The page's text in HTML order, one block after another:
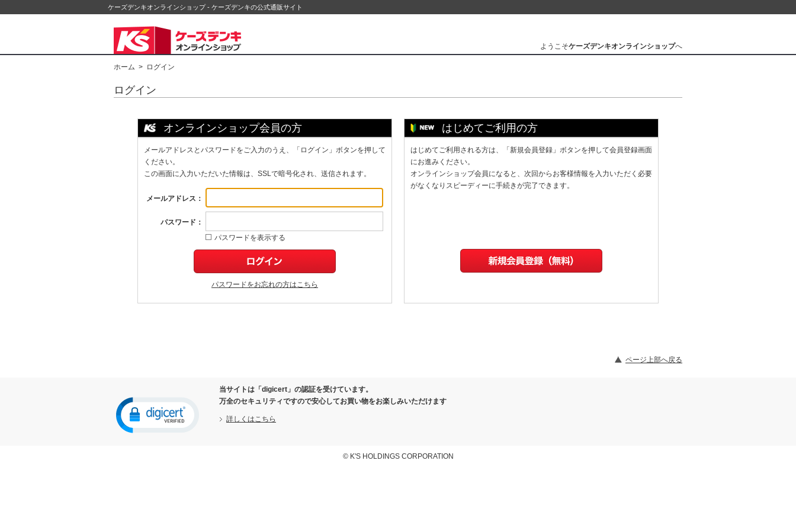
ケーズデンキオンラインショップ - ケーズデンキの公式通販サイト
ようこそケーズデンキオンラインショップへ
ホーム > ログイン
ログイン
オンラインショップ会員の方
メールアドレスとパスワードをご入力のうえ、「ログイン」ボタンを押して
ください。
この画面に入力いただいた情報は、SSLで暗号化され、送信されます。
メールアドレス：
パスワード：
パスワードを表示する
パスワードをお忘れの方はこちら
はじめてご利用の方
はじめてご利用される方は、「新規会員登録」ボタンを押して会員登録画面
にお進みください。
オンラインショップ会員になると、次回からお客様情報を入力いただく必要
がなくなりスピーディーに手続きが完了できます。
ページ上部へ戻る
当サイトは「digicert」の認証を受けています。
万全のセキュリティですので安心してお買い物をお楽しみいただけます
詳しくはこちら
© K'S HOLDINGS CORPORATION